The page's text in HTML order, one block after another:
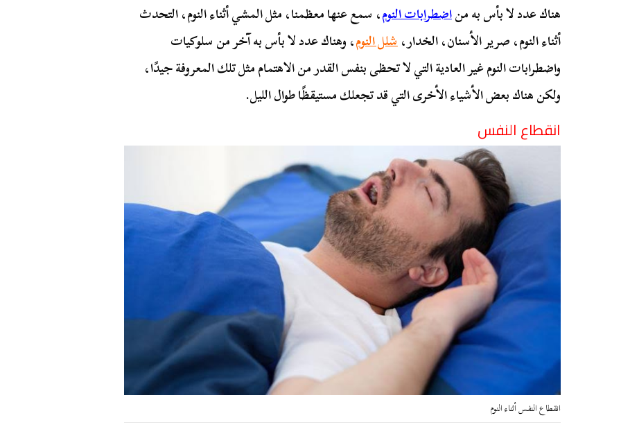
هناك عدد لا بأس به مناضطرابات النوم، سمع عنها معظمنا، مثل المشي أثناء النوم، التحدث
أثناء النوم، صرير الأسنان، الخدار،شلل النوم، وهناك عدد لا بأس به آخر من سلوكيات
واضطرابات النوم غير العادية التي لا تحظى بنفس القدر من الاهتمام مثل تلك المعروفة جيدًا،
ولكن هناك بعض الأشياء الأخرى التي قد تجعلك مستيقظًا طوال الليل.
انقطاع النفس
انقطاع النفس أثناء النوم